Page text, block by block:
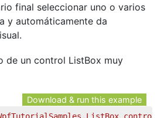
final seleccionar uno o varios
y automáticamente da
de un control ListBox muy
Download & run this example